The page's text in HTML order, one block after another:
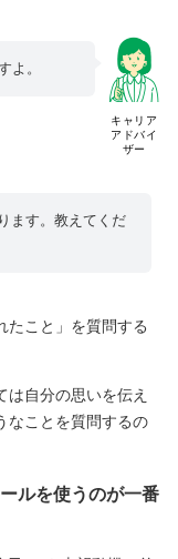
キャリア
アドバイ
ザー
よ。
ます。教えてくだ
たこと」を質問する
自分の思いを伝え
なことを質問するの
ルを使うのが一番